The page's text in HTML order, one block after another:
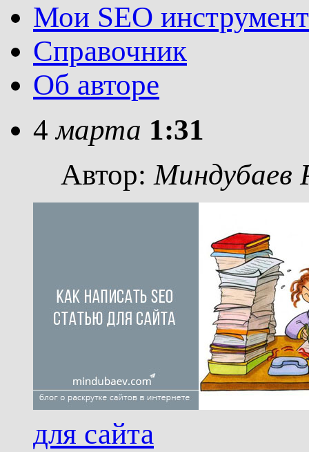
Мои SEO
Справочник
Об авторе
4 марта 1:31
Автор: Миндубаев
для сайта